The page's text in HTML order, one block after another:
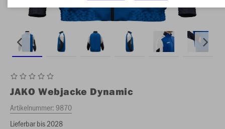
JAKO Webjacke Dynamic
Artikelnummer:9870
Lieferbar bis 2028